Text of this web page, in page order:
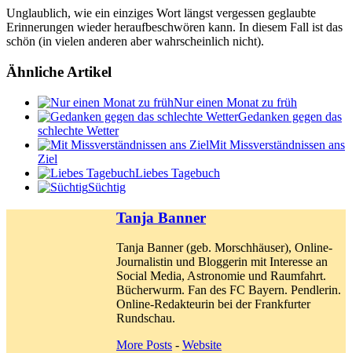
Unglaublich, wie ein einziges Wort längst vergessen geglaubte
Erinnerungen wieder heraufbeschwören kann. In diesem Fall ist das
schön (in vielen anderen aber wahrscheinlich nicht).
Ähnliche Artikel
Nur einen Monat zu früh
Gedanken gegen das
schlechte Wetter
Mit Missverständnissen ans
Ziel
Liebes Tagebuch
Süchtig
Tanja Banner
Tanja Banner (geb. Morschhäuser), Online-
Journalistin und Bloggerin mit Interesse an
Social Media, Astronomie und Raumfahrt.
Bücherwurm. Fan des FC Bayern. Pendlerin.
Online-Redakteurin bei der Frankfurter
Rundschau.
More Posts - Website